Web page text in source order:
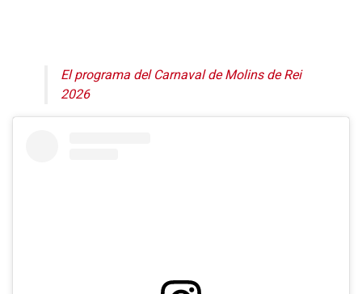
El programa del Carnaval de Molins de Rei
2026